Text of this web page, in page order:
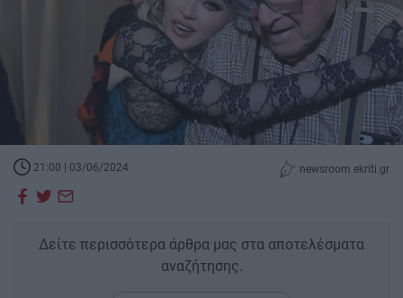
21:00 | 03/06/2024 newsroom ekriti.gr
Δείτε περισσότερα άρθρα μας στα αποτελέσματα
αναζήτησης.